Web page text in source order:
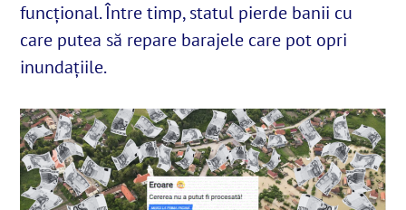
Despre noi
SUSȚINE
Cautare...
funcțional. Între timp, statul pierde banii cu
care putea să repare barajele care pot opri
inundațiile.